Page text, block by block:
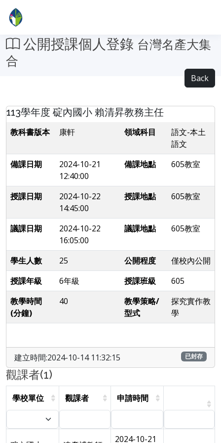
公開授課個人登錄 台灣名產大集
合
Back
113學年度 碇內國小 賴清昇教務主任
教科書版本 康軒 領域科目
語文-本土
語文
備課日期
2024-10-21
12:40:00
備課地點 605教室
授課日期
2024-10-22
14:45:00
授課地點 605教室
議課日期
2024-10-22
16:05:00
議課地點 605教室
學生人數 25 公開程度
僅校內公開
授課年級
6年級 授課班級
605
教學時間
(分鐘)
40
教學策略/
型式
探究實作教
學
建立時間:2024-10-14 11:32:15 已封存
觀課者(1)
學校單位 觀課者 申請時間
2024-10-21